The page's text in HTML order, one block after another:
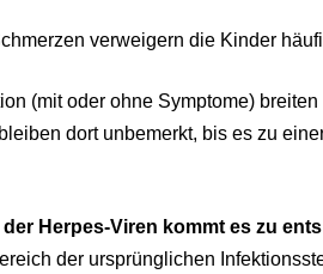
verweigern die Kinder
(mit oder ohne Symptome)
dort unbemerkt, bis es zu
Herpes-Viren kommt es zu
der ursprünglichen